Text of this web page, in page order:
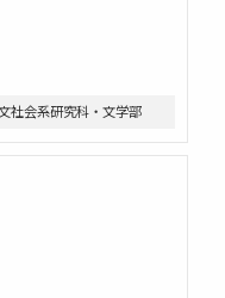
社会系研究科・文学部